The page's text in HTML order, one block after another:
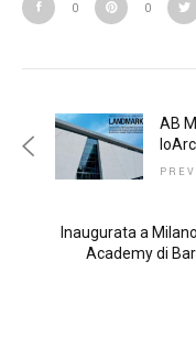
0 0
AB
Inaugurata a
Academy di